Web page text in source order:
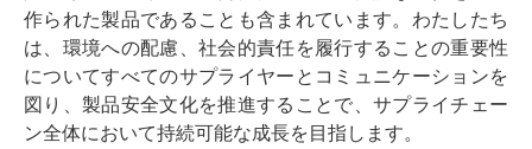
作られた製品であることも含まれています。わたしたち
は、環境への配慮、社会的責任を履行することの重要性
についてすべてのサプライヤーとコミュニケーションを
図り、製品安全文化を推進することで、サプライチェー
ン全体において持続可能な成長を目指します。